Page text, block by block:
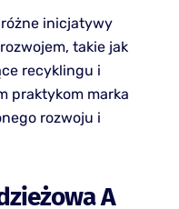
inicjatywy
takie jak
recyklingu i
praktykom marka
rozwoju i
A